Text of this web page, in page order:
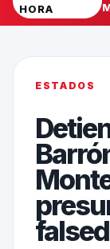
HORA
ESTADOS